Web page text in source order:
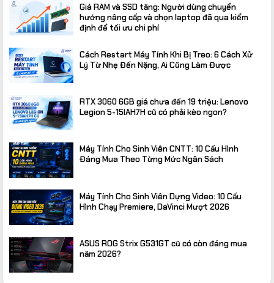
Giá RAM và SSD tăng: Người dùng chuyển
hướng nâng cấp và chọn laptop đã qua kiểm
định để tối ưu chi phí
Cách Restart Máy Tính Khi Bị Treo: 6 Cách Xử
Lý Từ Nhẹ Đến Nặng, Ai Cũng Làm Được
RTX 3060 6GB giá chưa đến 19 triệu: Lenovo
Legion 5-15IAH7H cũ có phải kèo ngon?
Máy Tính Cho Sinh Viên CNTT: 10 Cấu Hình
Đáng Mua Theo Từng Mức Ngân Sách
Máy Tính Cho Sinh Viên Dựng Video: 10 Cấu
Hình Chạy Premiere, DaVinci Mượt 2026
ASUS ROG Strix G531GT cũ có còn đáng mua
năm 2026?